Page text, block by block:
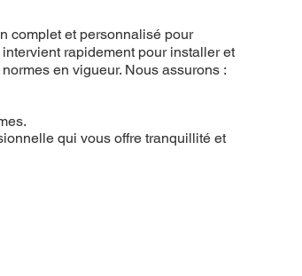
complet et personnalisé pour
rapidement pour installer et
en vigueur. Nous assurons :
qui vous offre tranquillité et